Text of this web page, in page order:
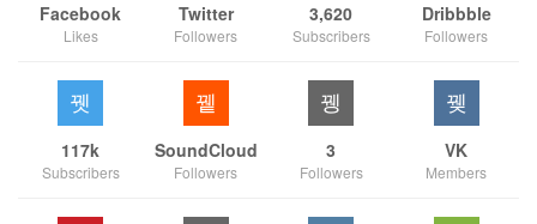
Facebook
Likes
Twitter
Followers
3,620
Subscribers
Dribbble
Followers
117k
Subscribers
SoundCloud
Followers
3
Followers
VK
Members